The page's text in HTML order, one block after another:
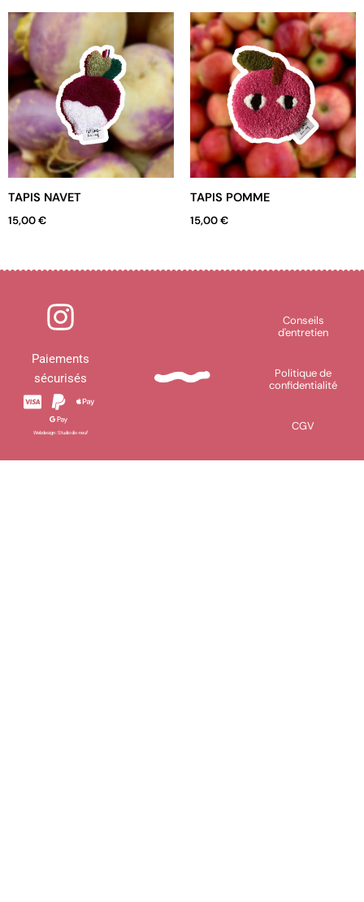
TAPIS NAVET
15,00€
TAPIS POMME
15,00€
I
n
s
t
a
g
Paiements
sécurisés
Webdesign :Studio dix-neuf
Conseils
d'entretien
Politique de
confidentialité
CGV